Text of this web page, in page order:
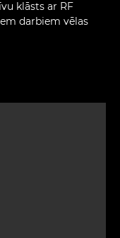
klāsts ar RF
darbiem vēlas